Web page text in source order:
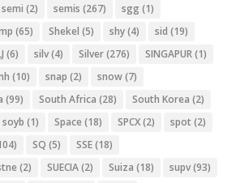
semi (2) semis (267) sgg (1)
(65) Shekel (5) shy(4) sid (19)
(6) silv(4) Silver(276) SINGAPUR(1)
(10) snap (2) snow(7)
(99) South Africa (28) South Korea (2)
soyb (1) Space (18) SPCX(2) spot (2)
SQ (5) SSE(18)
(2) SUECIA(2) Suiza (18) supv(93)